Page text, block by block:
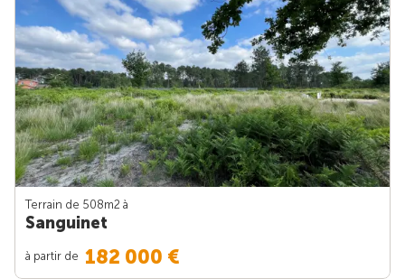
Terrain de 508m2 à
Sanguinet
à partir de 182 000 €